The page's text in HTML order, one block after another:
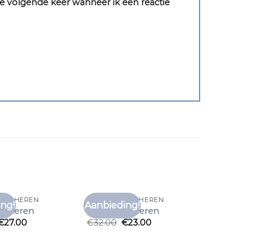
volgende keer wanneer ik een reactie
Toevoegen
HEREN
heren
27.00
Aanbieding!
Toevoegen
GRIJS T SHIRT HEREN
grijs t shirt heren
€32.00 €23.00